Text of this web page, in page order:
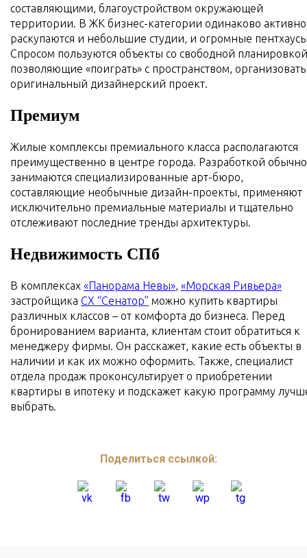
составляющими, благоустройством окружающей
территории. В ЖК бизнес-категории одинаково активно
раскупаются и небольшие студии, и огромные
Спросом пользуются объекты со свободной
позволяющие «поиграть» с пространством, организовать
оригинальный дизайнерский проект.
Премиум
Жилые комплексы премиального класса располагаются
преимущественно в центре города. Разработкой обычно
занимаются специализированные арт-бюро,
составляющие необычные дизайн-проекты, применяют
исключительно премиальные материалы и тщательно
отслеживают последние тренды архитектуры.
Недвижимость СПб
В комплексах «‎Панорама Невы»‎, «‎Морская Ривьера»
застройщика СХ “Сенатор” можно купить квартиры
различных классов – от комфорта до бизнеса. Перед
бронированием варианта, клиентам стоит обратиться к
менеджеру фирмы. Он расскажет, какие есть объекты в
наличии и как их можно оформить. Также, специалист
отдела продаж проконсультирует о приобретении
квартиры в ипотеку и подскажет какую программу
выбрать.
Поделиться ссылкой: